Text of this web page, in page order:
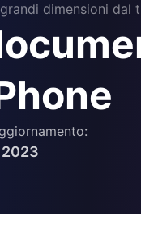
dimensioni dal
2023